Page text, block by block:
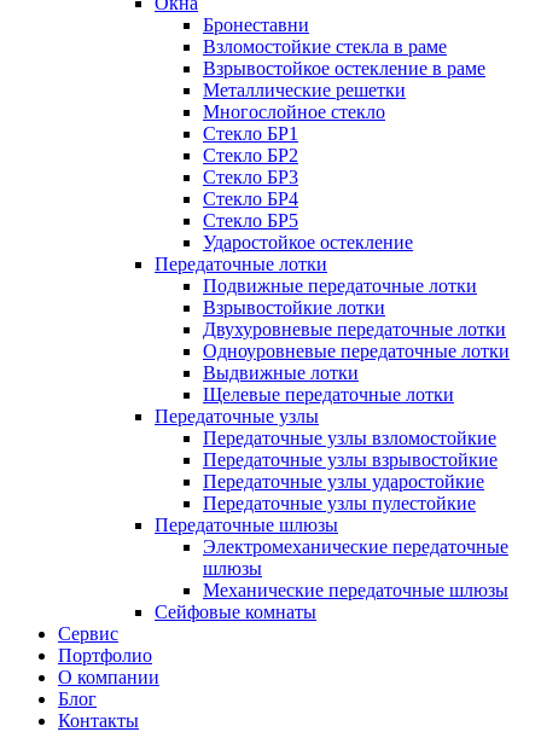
Бронеставни
Взломостойкие стекла в раме
Взрывостойкое остекление в раме
Металлические решетки
Многослойное стекло
Стекло БР1
Стекло БР2
Стекло БР3
Стекло БР4
Стекло БР5
Ударостойкое остекление
Передаточные лотки
Подвижные передаточные лотки
Взрывостойкие лотки
Двухуровневые передаточные лотки
Одноуровневые передаточные лотки
Выдвижные лотки
Щелевые передаточные лотки
Передаточные узлы
Передаточные узлы взломостойкие
Передаточные узлы взрывостойкие
Передаточные узлы ударостойкие
Передаточные узлы пулестойкие
Передаточные шлюзы
Электромеханические передаточные
шлюзы
Механические передаточные шлюзы
Сейфовые комнаты
Сервис
Портфолио
О компании
Блог
Контакты